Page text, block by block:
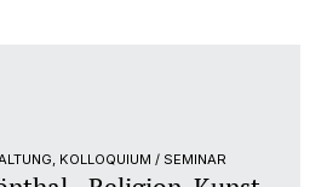
KOLLOQUIUM / SEMINAR